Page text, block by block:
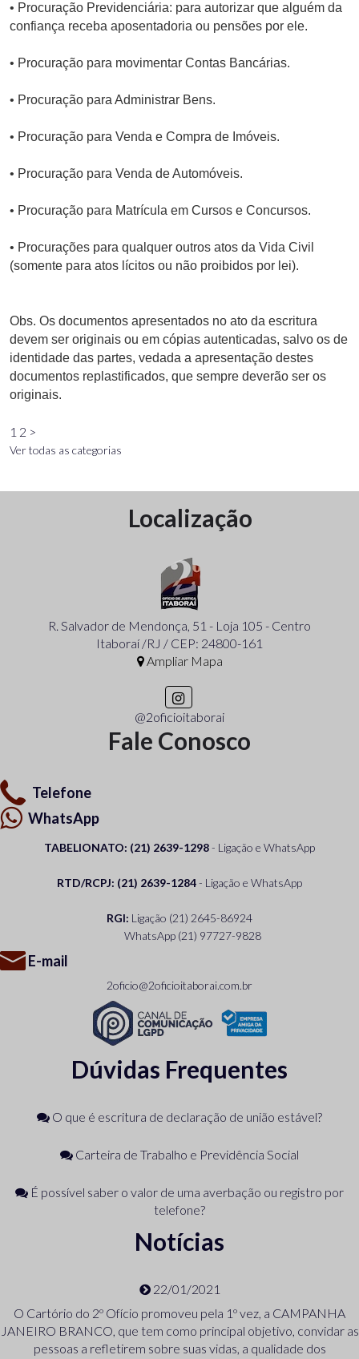
• Procuração Previdenciária: para autorizar que alguém da
confiança receba aposentadoria ou pensões por ele.
• Procuração para movimentar Contas Bancárias.
• Procuração para Administrar Bens.
• Procuração para Venda e Compra de Imóveis.
• Procuração para Venda de Automóveis.
• Procuração para Matrícula em Cursos e Concursos.
• Procurações para qualquer outros atos da Vida Civil
(somente para atos lícitos ou não proibidos por lei).
Obs. Os documentos apresentados no ato da escritura
devem ser originais ou em cópias autenticadas, salvo os de
identidade das partes, vedada a apresentação destes
documentos replastificados, que sempre deverão ser os
originais.
1 2 >
Ver todas as categorias
Localização
R. Salvador de Mendonça, 51 - Loja 105 - Centro
Itaboraí /RJ / CEP: 24800-161
Ampliar Mapa
@2oficioitaborai
Fale Conosco
Telefone
WhatsApp
TABELIONATO: (21) 2639-1298- Ligação e WhatsApp
RTD/RCPJ: (21) 2639-1284- Ligação e WhatsApp
RGI: Ligação (21) 2645-86924
WhatsApp (21) 97727-9828
E-mail
2oficio@2oficioitaborai.com.br
Dúvidas Frequentes
O que é escritura de declaração de união estável?
Carteira de Trabalho e Previdência Social
É possível saber o valor de uma averbação ou registro por
telefone?
Notícias
22/01/2021
O Cartório do 2º Ofício promoveu pela 1º vez, a CAMPANHA
JANEIRO BRANCO, que tem como principal objetivo, convidar as
pessoas a refletirem sobre suas vidas, a qualidade dos